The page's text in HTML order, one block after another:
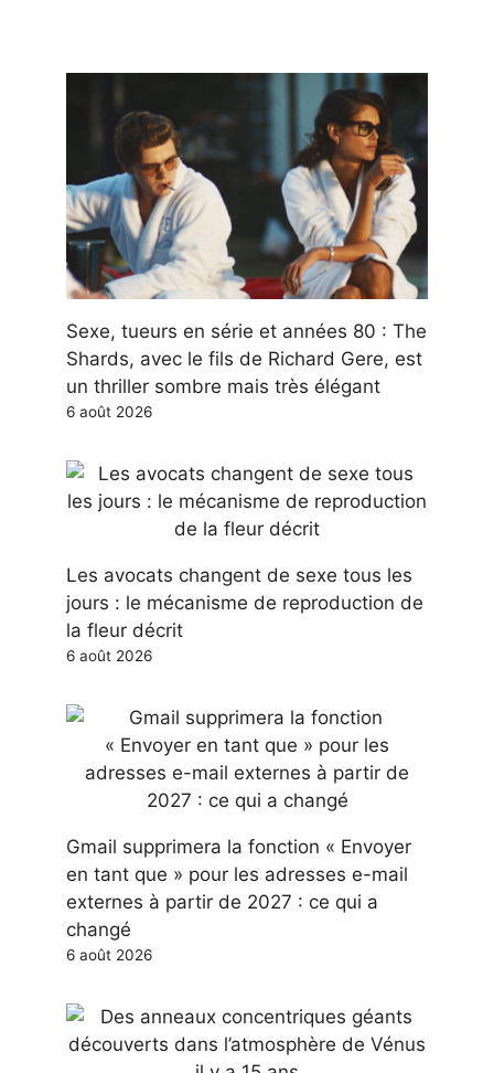
Sexe, tueurs en série et années 80 : The
Shards, avec le fils de Richard Gere, est
un thriller sombre mais très élégant
6 août 2026
Les avocats changent de sexe tous les
jours : le mécanisme de reproduction de
la fleur décrit
6 août 2026
Gmail supprimera la fonction « Envoyer
en tant que » pour les adresses e-mail
externes à partir de 2027 : ce qui a
changé
6 août 2026